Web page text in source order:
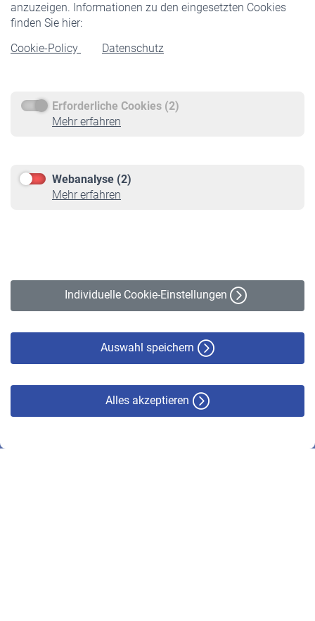
anzuzeigen. Informationen zu den eingesetzten Cookies
finden Sie hier:
Cookie-Policy
Datenschutz
Erforderliche Cookies (2)
Mehr erfahren
Webanalyse (2)
Mehr erfahren
Individuelle Cookie-Einstellungen
Auswahl speichern
Alles akzeptieren
Rentner
Rentenbeginn
Rente beantragen
Service
Informationen
Online-Rechner
VBLnewsletter
Erklärung zur Barrierefreiheit
© VBL 2026